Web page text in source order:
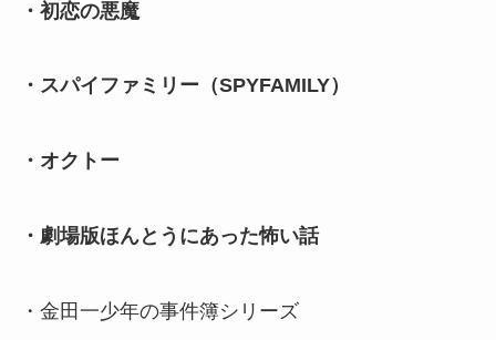
・初恋の悪魔
・スパイファミリー（SPYFAMILY）
・オクトー
・劇場版ほんとうにあった怖い話
・金田一少年の事件簿シリーズ